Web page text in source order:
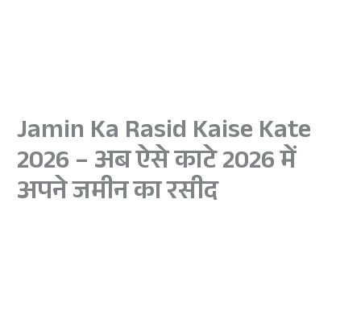
Jamin Ka Rasid Kaise Kate
2026 – अब ऐसे काटे 2026 में
अपने जमीन का रसीद